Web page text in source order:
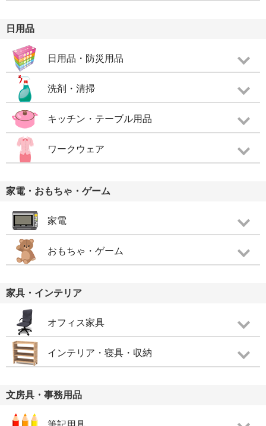
日用品
日用品・防災用品
洗剤・清掃
キッチン・テーブル用品
ワークウェア
家電・おもちゃ・ゲーム
家電
おもちゃ・ゲーム
家具・インテリア
オフィス家具
インテリア・寝具・収納
文房具・事務用品